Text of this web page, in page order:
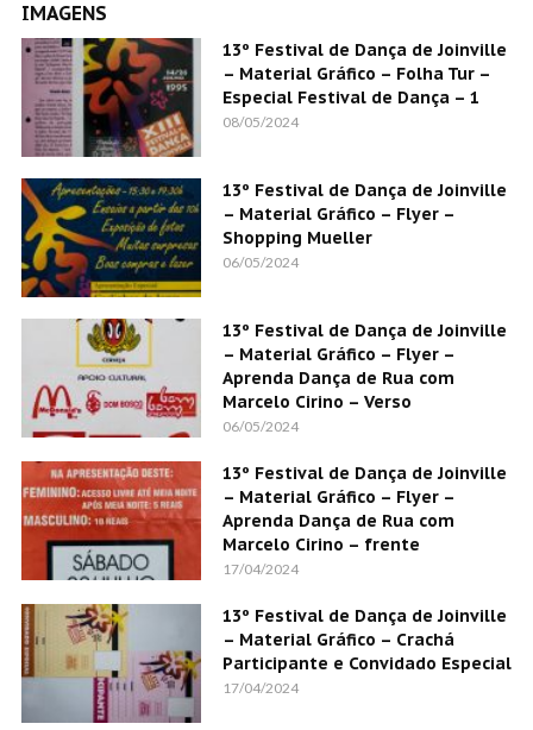
IMAGENS
13º Festival de Dança de Joinville
– Material Gráfico – Folha Tur –
Especial Festival de Dança – 1
08/05/2024
13º Festival de Dança de Joinville
– Material Gráfico – Flyer –
Shopping Mueller
06/05/2024
13º Festival de Dança de Joinville
– Material Gráfico – Flyer –
Aprenda Dança de Rua com
Marcelo Cirino – Verso
06/05/2024
13º Festival de Dança de Joinville
– Material Gráfico – Flyer –
Aprenda Dança de Rua com
Marcelo Cirino – frente
17/04/2024
13º Festival de Dança de Joinville
– Material Gráfico – Crachá
Participante e Convidado Especial
17/04/2024